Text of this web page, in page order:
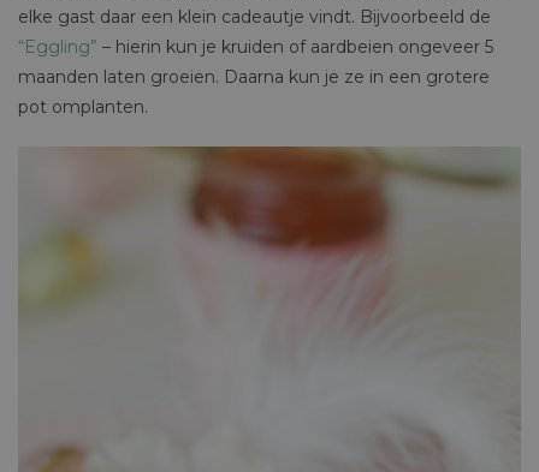
elke gast daar een klein cadeautje vindt. Bijvoorbeeld de
“Eggling” – hierin kun je kruiden of aardbeien ongeveer 5
maanden laten groeien. Daarna kun je ze in een grotere
pot omplanten.